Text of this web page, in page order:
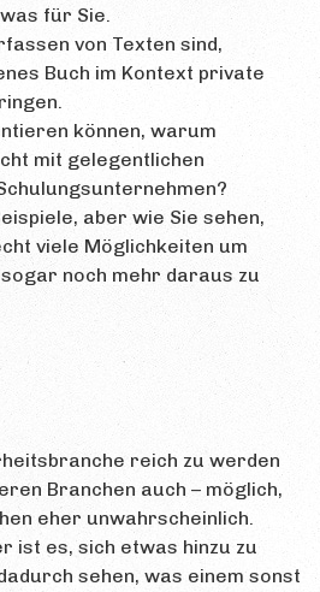
für Sie.
von Texten sind,
Buch im Kontext private
können, warum
mit gelegentlichen
aber wie Sie sehen,
viele Möglichkeiten um
noch mehr daraus zu
reich zu werden
Branchen auch – möglich,
eher unwahrscheinlich.
ist es, sich etwas hinzu zu
sehen, was einem sonst